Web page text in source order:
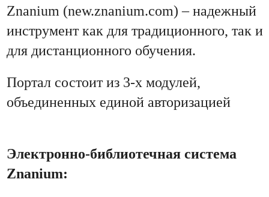
Znanium (new.znanium.com) – надежный
инструмент как для традиционного, так и
для дистанционного обучения.
Портал состоит из 3-х модулей,
объединенных единой авторизацией
Электронно-библиотечная система
Znanium: